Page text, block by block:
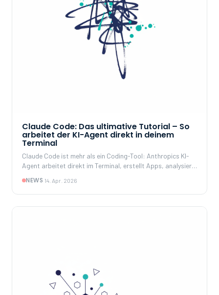
Claude Code: Das ultimative Tutorial – So
arbeitet der KI-Agent direkt in deinem
Terminal
Claude Code ist mehr als ein Coding-Tool: Anthropics KI-
Agent arbeitet direkt im Terminal, erstellt Apps, analysiert
Setup, praktische Beispiele und wichtige Sicherheitstipps.
NEWS·14. Apr. 2026